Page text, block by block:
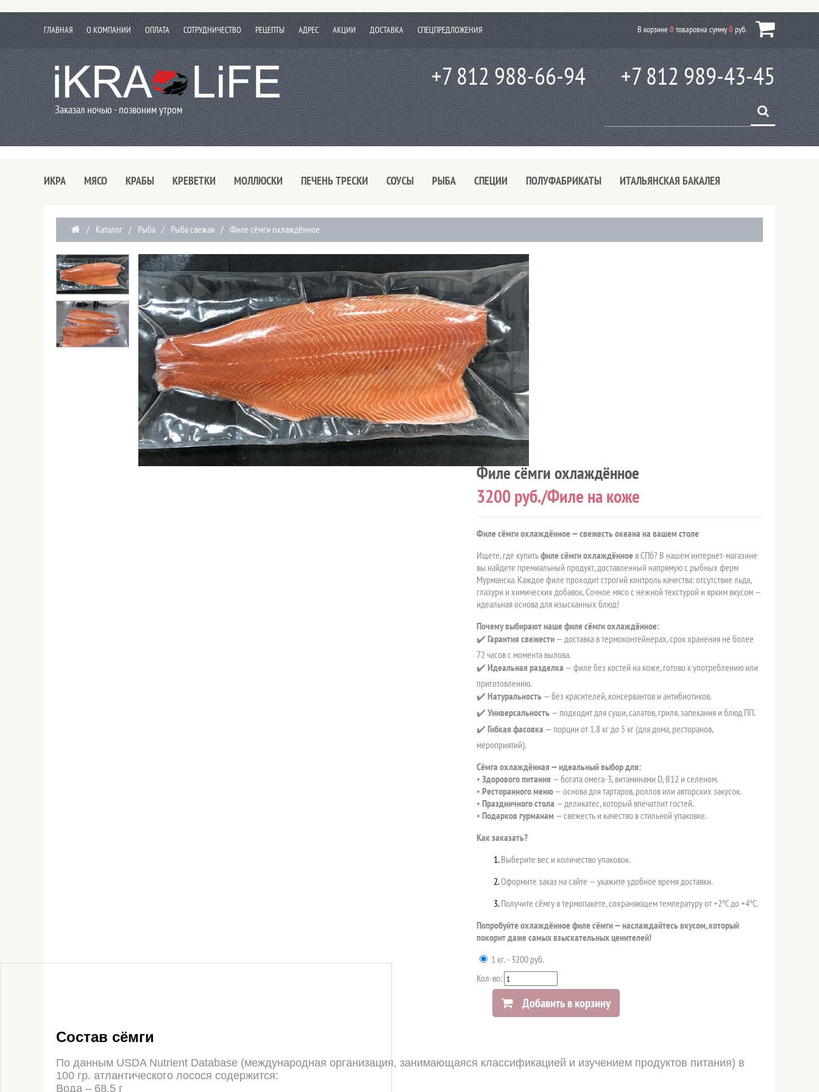
ГЛАВНАЯ О КОМПАНИИ ОПЛАТА СОТРУДНИЧЕСТВО РЕЦЕПТЫ АДРЕС АКЦИИ ДОСТАВКА СПЕЦПРЕДЛОЖЕНИЯ В корзине0товаровна сумму0руб.
Заказал ночью - позвоним утром
+7 812 988-66-94 +7 812 989-43-45
ИКРА МЯСО КРАБЫ КРЕВЕТКИ МОЛЛЮСКИ ПЕЧЕНЬ ТРЕСКИ СОУСЫ РЫБА СПЕЦИИ ПОЛУФАБРИКАТЫ ИТАЛЬЯНСКАЯ БАКАЛЕЯ
/ Каталог / Рыба / Рыба свежая / Филе сёмги охлаждённое
Филе сёмги охлаждённое
3200руб./Филе на коже
Филе сёмги охлаждённое — свежесть океана на вашем столе
Ищете, где купитьфиле сёмги охлаждённое в СПб? В нашем интернет-магазине
вы найдете премиальный продукт, доставленный напрямую с рыбных ферм
Мурманска. Каждое филе проходит строгий контроль качества: отсутствие льда,
глазури и химических добавок. Сочное мясо с нежной текстурой и ярким вкусом —
идеальная основа для изысканных блюд!
Почему выбирают наше филе сёмги охлаждённое:
✔️ Гарантия свежести — доставка в термоконтейнерах, срок хранения не более
72 часов с момента вылова.
✔️ Идеальная разделка — филе без костей на коже, готово к употреблению или
приготовлению.
✔️ Натуральность — без красителей, консервантов и антибиотиков.
✔️ Универсальность — подходит для суши, салатов, гриля, запекания и блюд ПП.
✔️ Гибкая фасовка — порции от 1.8 кг до 5 кг (для дома, ресторанов,
мероприятий).
Сёмга охлаждённая — идеальный выбор для:
• Здорового питания — богата омега-3, витаминами D, B12 и селеном.
• Ресторанного меню — основа для тартаров, роллов или авторских закусок.
• Праздничного стола — деликатес, который впечатлит гостей.
• Подарков гурманам — свежесть и качество в стильной упаковке.
Как заказать?
Выберите вес и количество упаковок.
Оформите заказ на сайте — укажите удобное время доставки.
Получите сёмгу в термопакете, сохраняющем температуру от +2°C до +4°C.
Попробуйте охлаждённое филе сёмги — наслаждайтесь вкусом, который
покорит даже самых взыскательных ценителей!
1 кг. - 3200 руб.
Кол-во:
Добавить в корзину
Состав сёмги
По данным USDA Nutrient Database (международная организация, занимающаяся классификацией и изучением продуктов питания) в
100 гр. атлантического лосося содержится:
Вода – 68.5 г